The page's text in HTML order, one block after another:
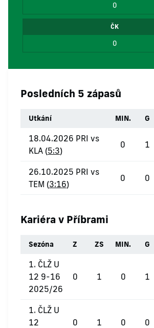
0
ČK
0
Posledních 5 zápasů
Utkání MIN. G
18.04.2026 PRI vs
KLA (5:3)
0 1
26.10.2025 PRI vs
TEM (3:16)
0 0
Kariéra v Příbrami
Sezóna Z ZS MIN. G
1. ČLŽ U
12 9-16
2025/26
0 1 0 1
1. ČLŽ U
12
0 1 0 0